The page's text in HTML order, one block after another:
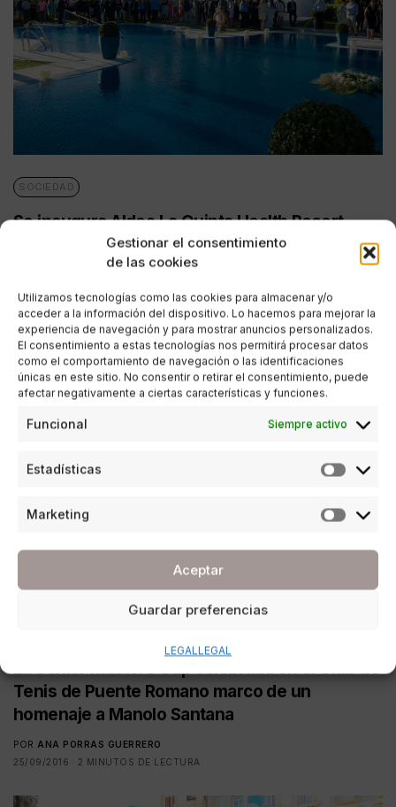
Gestionar el consentimiento
de las cookies
Utilizamos tecnologías como las cookies para almacenar y/o
acceder a la información del dispositivo. Lo hacemos para mejorar la
experiencia de navegación y para mostrar anuncios personalizados.
El consentimiento a estas tecnologías nos permitirá procesar datos
como el comportamiento de navegación o las identificaciones
únicas en este sitio. No consentir o retirar el consentimiento, puede
afectar negativamente a ciertas características y funciones.
Funcional Siempre activo
Estadísticas
Marketing
Aceptar
Guardar preferencias
LEGALLEGAL
SOCIEDAD
Se inaugura Aldea La Quinta Health Resort
ANA PORRAS GUERRERO
2 MINUTOS DE LECTURA
La Senior Masters Cup celebrada en el Club de
Tenis de Puente Romano marco de un
homenaje a Manolo Santana
POR ANA PORRAS GUERRERO
25/09/2016
2 MINUTOS DE LECTURA